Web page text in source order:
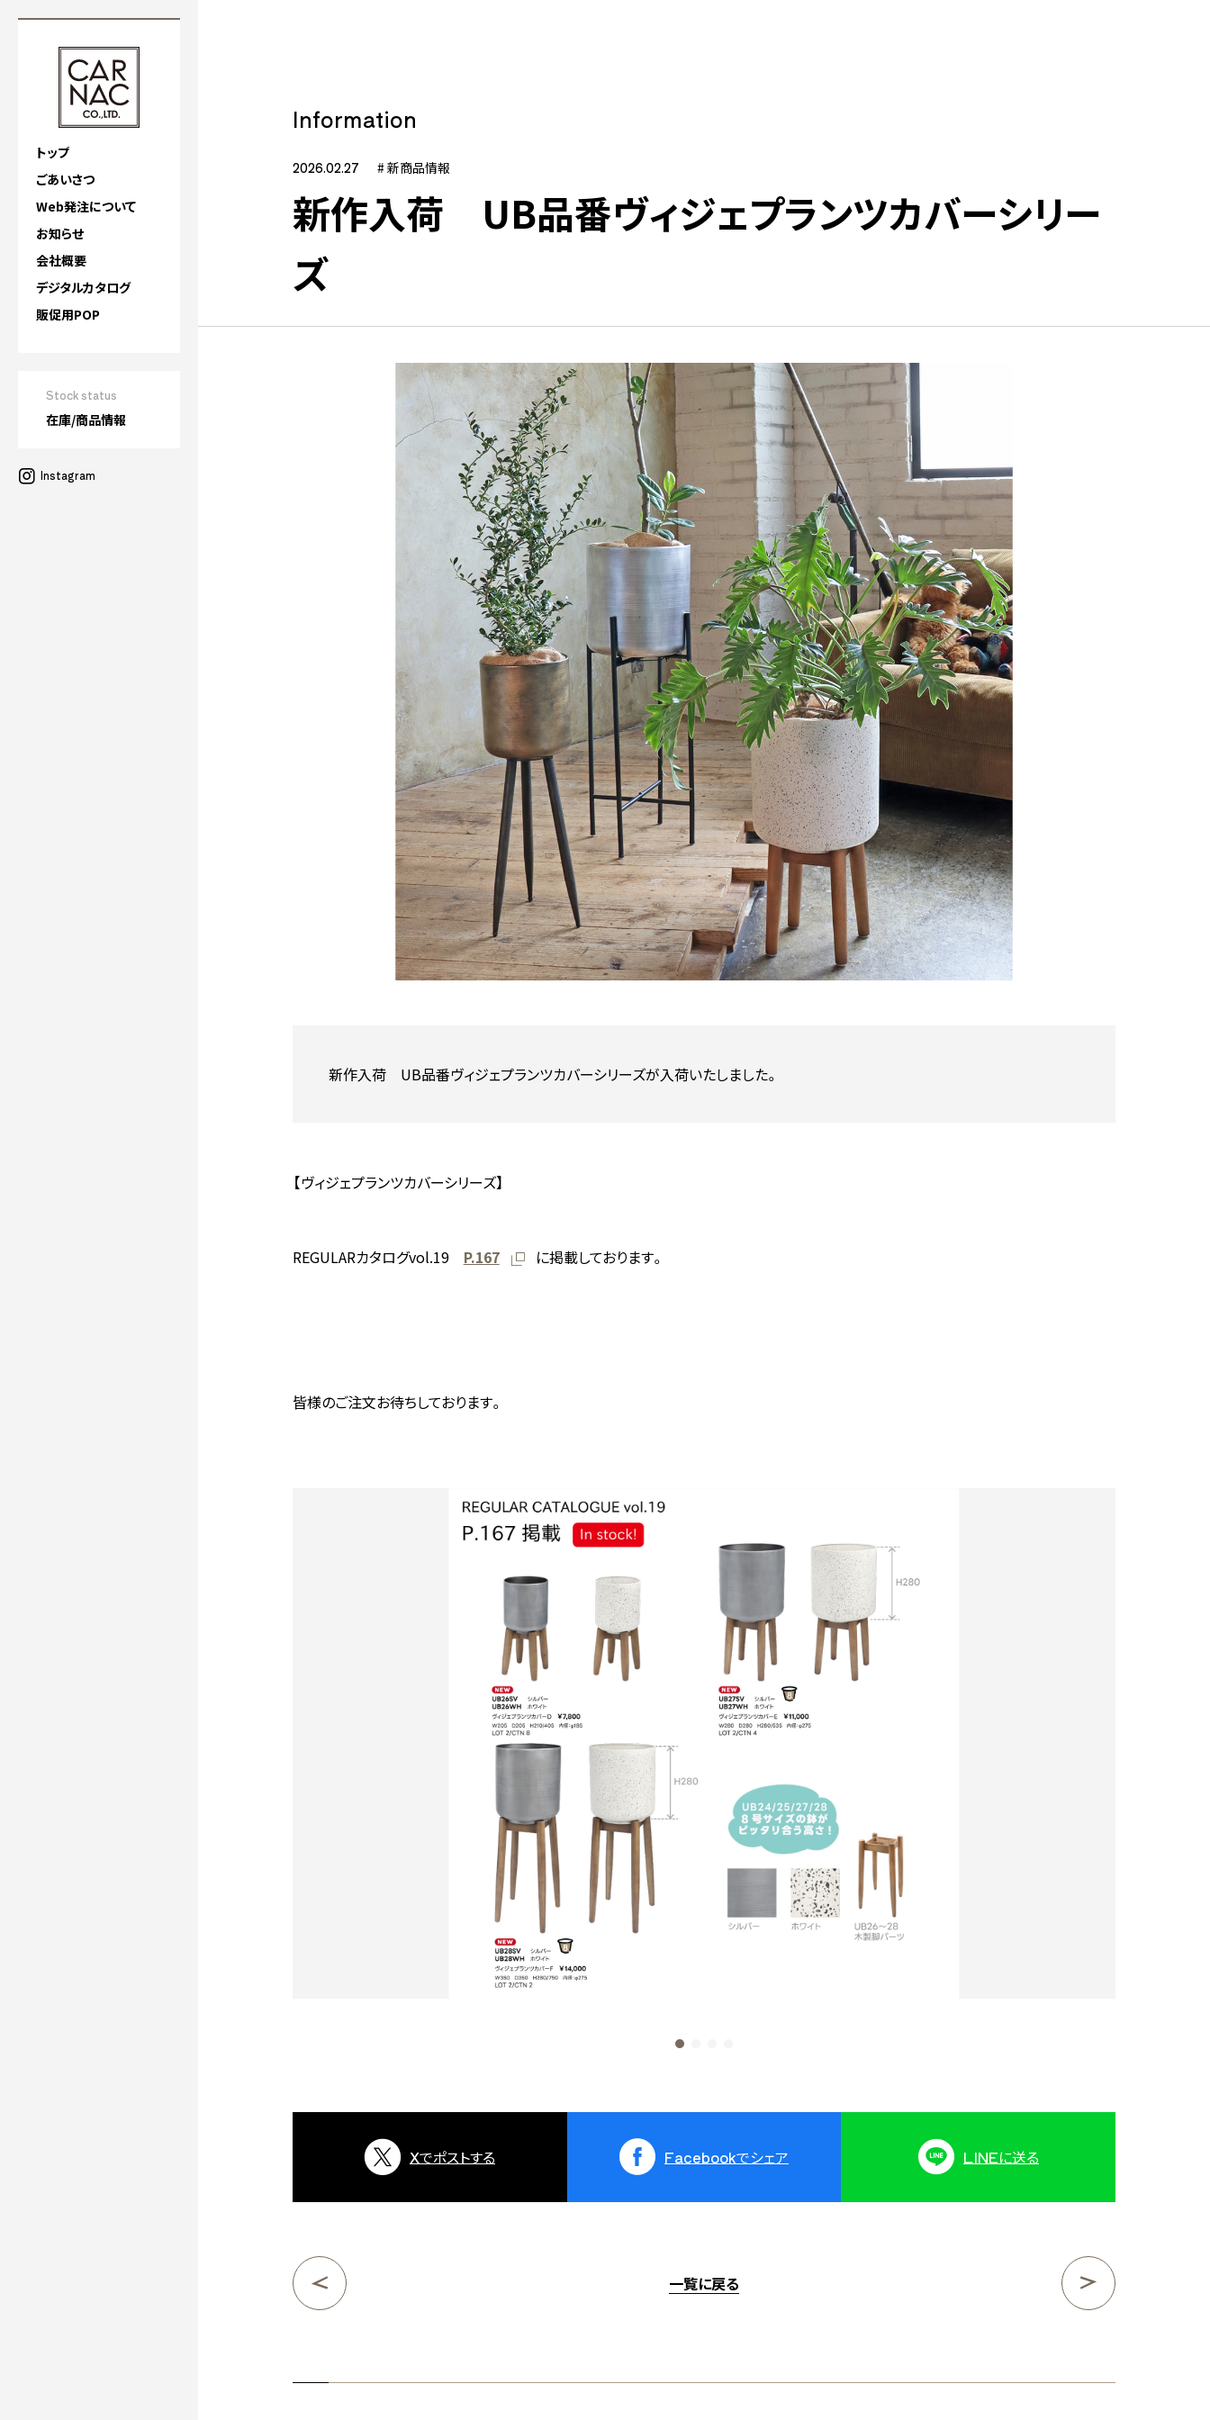
トップ
ごあいさつ
Web発注について
お知らせ
会社概要
デジタルカタログ
販促用POP
Stock status
在庫/商品情報
Instagram
Information
2026.02.27 # 新商品情報
新作入荷 UB品番ヴィジェプランツカバーシリー
ズ
新作入荷 UB品番ヴィジェプランツカバーシリーズが入荷いたしました。
【ヴィジェプランツカバーシリーズ】
REGULARカタログvol.19 P.167 に掲載しております。
皆様のご注文お待ちしております。
Xでポストする Facebookでシェア LINEに送る
一覧に戻る